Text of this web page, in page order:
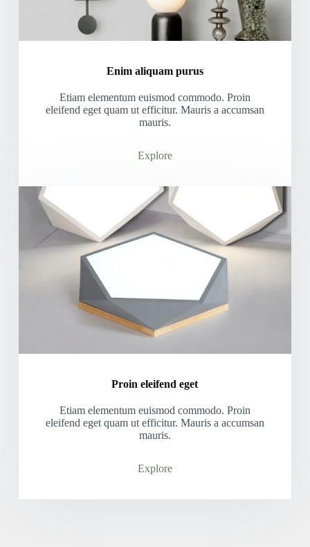
Enim aliquam purus
Etiam elementum euismod commodo. Proin
eleifend eget quam ut efficitur. Mauris a accumsan
mauris.
Explore
Proin eleifend eget
Etiam elementum euismod commodo. Proin
eleifend eget quam ut efficitur. Mauris a accumsan
mauris.
Explore